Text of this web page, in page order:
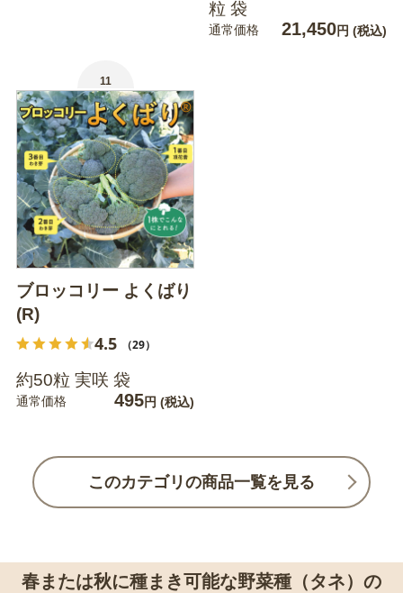
粒 袋
通常価格 21,450円 (税込)
11
ブロッコリー よくばり
(R)
4.5 （29）
約50粒 実咲 袋
通常価格 495円 (税込)
このカテゴリの商品一覧を見る
春または秋に種まき可能な野菜種（タネ）の